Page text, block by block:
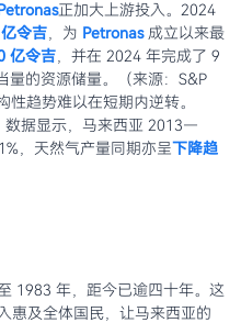
正加大上游投入。2024
令吉 ，为 Petronas 成立以来最
亿令吉 ，并在 2024 年完成了 9
量的资源储量。（来源：S&P
趋势难以在短期内逆转。
数据显示，马来西亚 2013—
，天然气产量同期亦呈下降趋
1983 年，距今已逾四十年。这
惠及全体国民，让马来西亚的